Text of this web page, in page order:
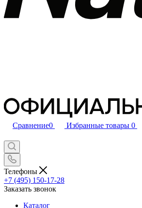
Сравнение0 Избранные товары 0
Телефоны
+7 (495) 150-17-28
Заказать звонок
Каталог